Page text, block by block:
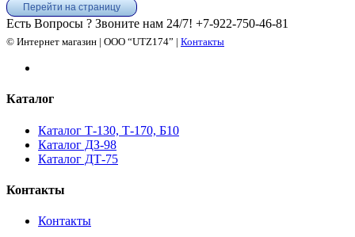
Перейти на страницу
Есть Вопросы ? Звоните нам 24/7! +7-922-750-46-81
© Интернет магазин | ООО “UTZ174” | Контакты
Каталог
Каталог Т-130, Т-170, Б10
Каталог ДЗ-98
Каталог ДТ-75
Контакты
Контакты